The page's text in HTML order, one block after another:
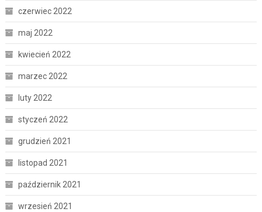
czerwiec 2022
maj 2022
kwiecień 2022
marzec 2022
luty 2022
styczeń 2022
grudzień 2021
listopad 2021
październik 2021
wrzesień 2021